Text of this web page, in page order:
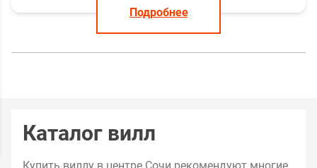
Подробнее
Каталог вилл